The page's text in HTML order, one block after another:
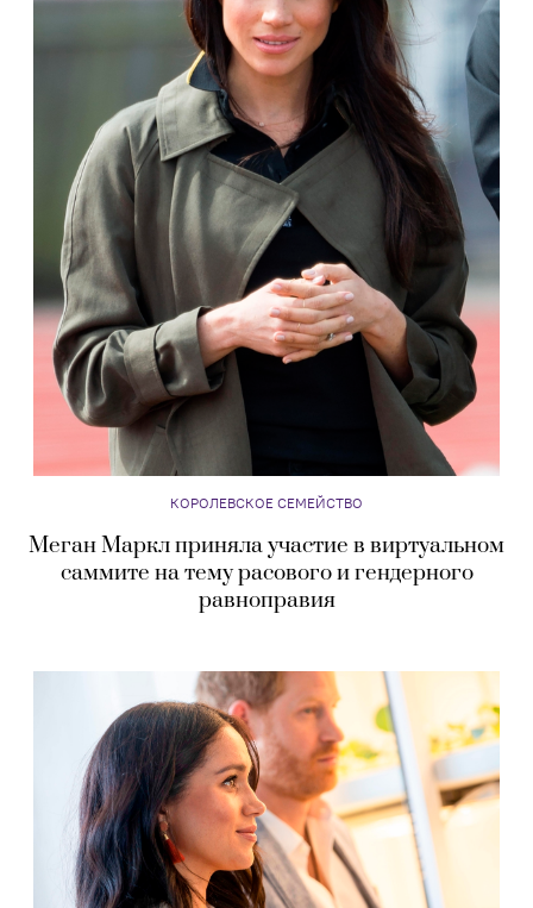
КОРОЛЕВСКОЕ СЕМЕЙСТВО
Меган Маркл приняла участие в виртуальном
саммите на тему расового и гендерного
равноправия